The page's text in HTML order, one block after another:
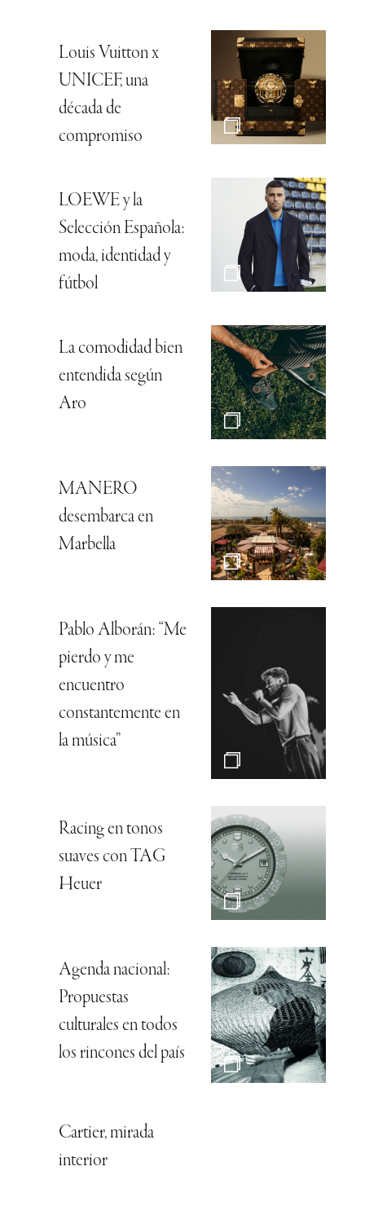
Louis Vuitton x
UNICEF, una
década de
compromiso
LOEWE y la
Selección Española:
moda, identidad y
fútbol
La comodidad bien
entendida según
Aro
MANERO
desembarca en
Marbella
Pablo Alborán: “Me
pierdo y me
encuentro
constantemente en
la música”
Racing en tonos
suaves con TAG
Heuer
Agenda nacional:
Propuestas
culturales en todos
los rincones del país
Cartier, mirada
interior